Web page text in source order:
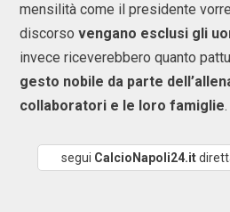
mensilità come il presidente
discorso vengano esclusi gli
invece riceverebbero quanto
gesto nobile da parte
collaboratori e le loro famiglie.
segui CalcioNapoli24.it